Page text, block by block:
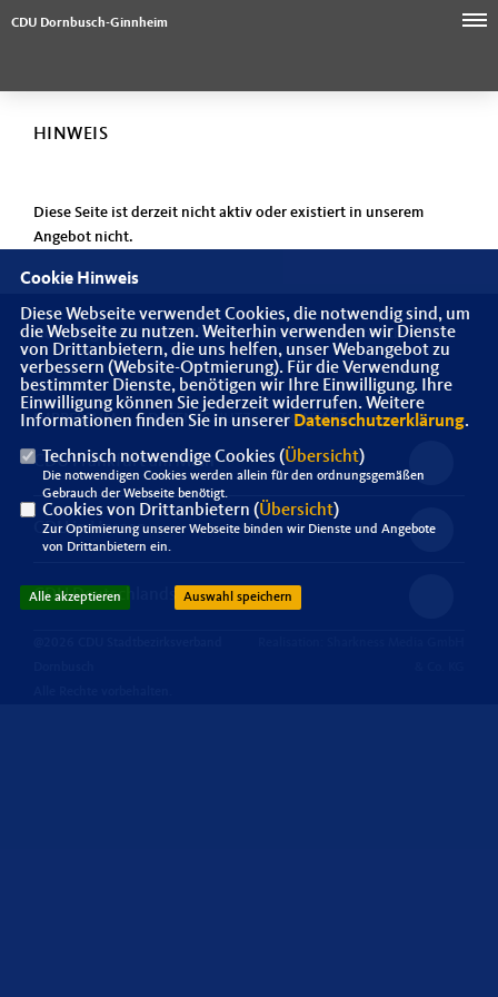
CDU Dornbusch-Ginnheim
HINWEIS
Diese Seite ist derzeit nicht aktiv oder existiert in unserem
Angebot nicht.
Homepage des CDU Stadtbezirksverbandes Dornbusch
IMPRESSUM DATENSCHUTZ KONTAKT
CDU Frankfurt am Main
CDU in Hessen
CDU Deutschlands
Cookie Hinweis
Diese Webseite verwendet Cookies, die notwendig sind, um
die Webseite zu nutzen. Weiterhin verwenden wir Dienste
von Drittanbietern, die uns helfen, unser Webangebot zu
verbessern (Website-Optmierung). Für die Verwendung
bestimmter Dienste, benötigen wir Ihre Einwilligung. Ihre
Einwilligung können Sie jederzeit widerrufen. Weitere
Informationen finden Sie in unserer Datenschutzerklärung.
Technisch notwendige Cookies (Übersicht)
Die notwendigen Cookies werden allein für den ordnungsgemäßen
Gebrauch der Webseite benötigt.
Cookies von Drittanbietern (Übersicht)
Zur Optimierung unserer Webseite binden wir Dienste und Angebote
von Drittanbietern ein.
Alle akzeptieren Auswahl speichern